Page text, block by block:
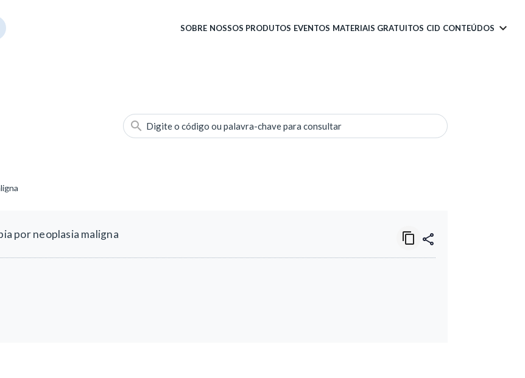
SOBRE NOSSOS PRODUTOS EVENTOS MATERIAIS GRATUITOS CID CONTEÚDOS
Digite o código ou palavra-chave para consultar
por neoplasia maligna